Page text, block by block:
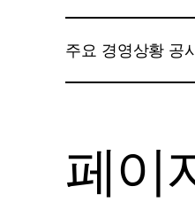
주요 경영상황 공
페이